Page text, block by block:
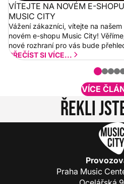
VÍTEJTE NA NOVÉM E-SHOPU
MUSIC CITY
Vážení zákazníci, vítejte na našem
novém e-shopu Music City!
nové rozhraní pro vás bude
a rychlejší. Postupně budeme
PŘEČÍST SI VÍCE...
VÍCE
Řekli
Praha Music